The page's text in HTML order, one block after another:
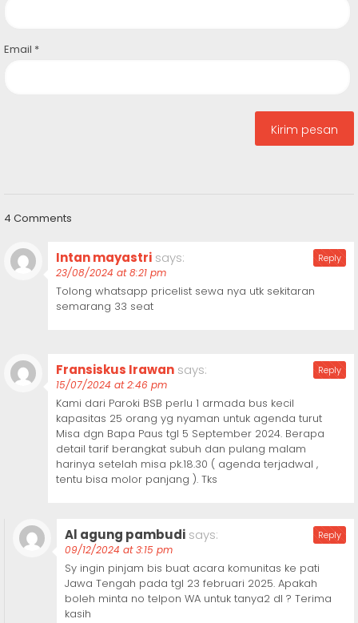
4 Comments
Intan mayastri says:
23/08/2024 at 8:21 pm
Tolong whatsapp pricelist sewa nya utk sekitaran
semarang 33 seat
Reply
Fransiskus Irawan says:
15/07/2024 at 2:46 pm
Kami dari Paroki BSB perlu 1 armada bus kecil
kapasitas 25 orang yg nyaman untuk agenda turut
Misa dgn Bapa Paus tgl 5 September 2024. Berapa
detail tarif berangkat subuh dan pulang malam
harinya setelah misa pk.18.30 ( agenda terjadwal ,
tentu bisa molor panjang ). Tks
Reply
Al agung pambudi says:
09/12/2024 at 3:15 pm
Sy ingin pinjam bis buat acara komunitas ke pati
Jawa Tengah pada tgl 23 februari 2025. Apakah
boleh minta no telpon WA untuk tanya2 dl ? Terima
kasih
Reply
Email *